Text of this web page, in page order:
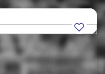
Corda do
Outras